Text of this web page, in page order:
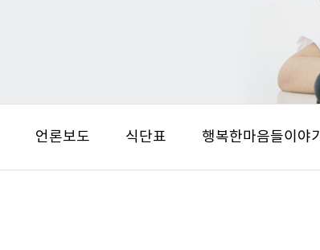
언론보도 식단표 행복한마음들이야기